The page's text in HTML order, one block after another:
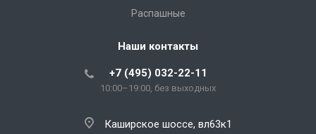
Распашные
Наши контакты
+7 (495) 032-22-11
10:00–19:00, без выходных
Каширское шоссе, вл63к1